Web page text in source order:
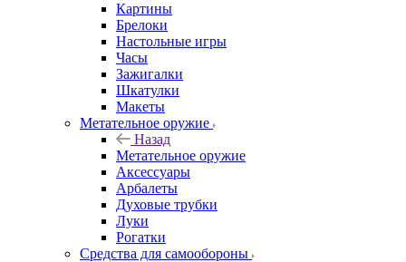
Картины
Брелоки
Настольные игры
Часы
Зажигалки
Шкатулки
Макеты
Метательное оружие
Назад
Метательное оружие
Аксессуары
Арбалеты
Духовые трубки
Луки
Рогатки
Средства для самообороны